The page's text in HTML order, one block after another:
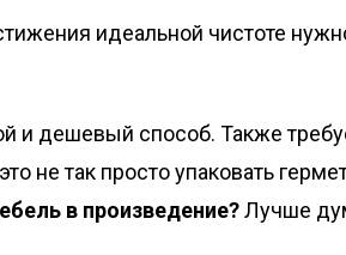
идеальной чистоте
и дешевый способ. Также
не так просто упаковать
в произведение?Лучше